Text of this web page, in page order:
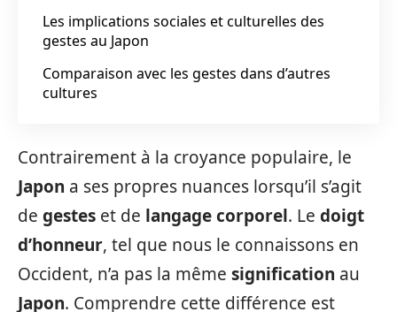
Les implications sociales et culturelles des
gestes au Japon
Comparaison avec les gestes dans d’autres
cultures
Contrairement à la croyance populaire, le
Japon a ses propres nuances lorsqu’il s’agit
de gestes et de langage corporel. Le doigt
d’honneur, tel que nous le connaissons en
Occident, n’a pas la même signification au
Japon. Comprendre cette différence est